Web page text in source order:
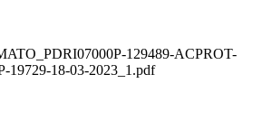
129489-ACPROT-
19729-18-03-2023_1.pdf